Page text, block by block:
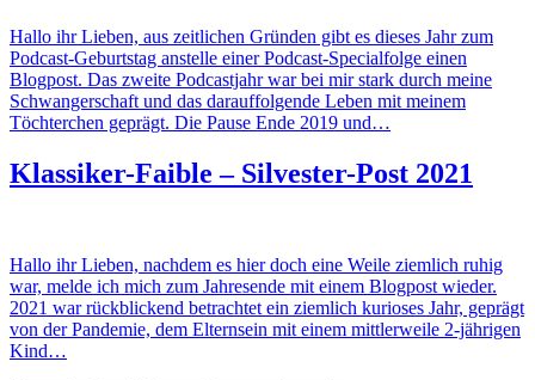
Hallo ihr Lieben, aus zeitlichen Gründen gibt es dieses Jahr zum
Podcast-Geburtstag anstelle einer Podcast-Specialfolge einen
Blogpost. Das zweite Podcastjahr war bei mir stark durch meine
Schwangerschaft und das darauffolgende Leben mit meinem
Töchterchen geprägt. Die Pause Ende 2019 und…
Klassiker-Faible – Silvester-Post 2021
Hallo ihr Lieben, nachdem es hier doch eine Weile ziemlich ruhig
war, melde ich mich zum Jahresende mit einem Blogpost wieder.
2021 war rückblickend betrachtet ein ziemlich kurioses Jahr, geprägt
von der Pandemie, dem Elternsein mit einem mittlerweile 2-jährigen
Kind…